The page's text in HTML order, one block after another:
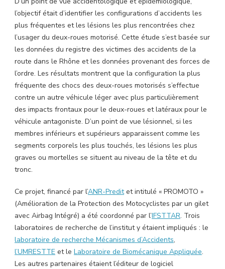
l’objectif était d’identifier les configurations d’accidents les
plus fréquentes et les lésions les plus rencontrées chez
l’usager du deux-roues motorisé. Cette étude s’est basée sur
les données du registre des victimes des accidents de la
route dans le Rhône et les données provenant des forces de
l’ordre. Les résultats montrent que la configuration la plus
fréquente des chocs des deux-roues motorisés s’effectue
contre un autre véhicule léger avec plus particulièrement
des impacts frontaux pour le deux-roues et latéraux pour le
véhicule antagoniste. D’un point de vue lésionnel, si les
membres inférieurs et supérieurs apparaissent comme les
segments corporels les plus touchés, les lésions les plus
graves ou mortelles se situent au niveau de la tête et du
tronc.
Ce projet, financé par l’ANR-Preditet intitulé « PROMOTO »
(Amélioration de la Protection des Motocyclistes par un gilet
avec Airbag Intégré) a été coordonné par l’IFSTTAR. Trois
laboratoires de recherche de l’institut y étaient impliqués : le
laboratoire de recherche Mécanismes d’Accidents,
l’UMRESTTE et le Laboratoire de Biomécanique Appliquée.
Les autres partenaires étaient l’éditeur de logiciel